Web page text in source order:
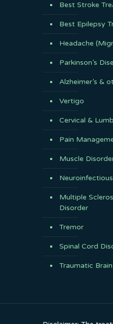
Best Stroke
Best Epilepsy
Headache
Parkinson’s
Alzheimer’s &
Vertigo
Cervical &
Pain
Muscle
Multiple
Disorder
Tremor
Spinal Cord
Traumatic